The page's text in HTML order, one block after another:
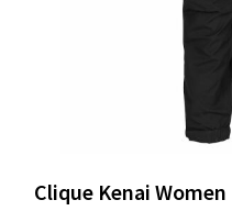
Clique Kenai Women